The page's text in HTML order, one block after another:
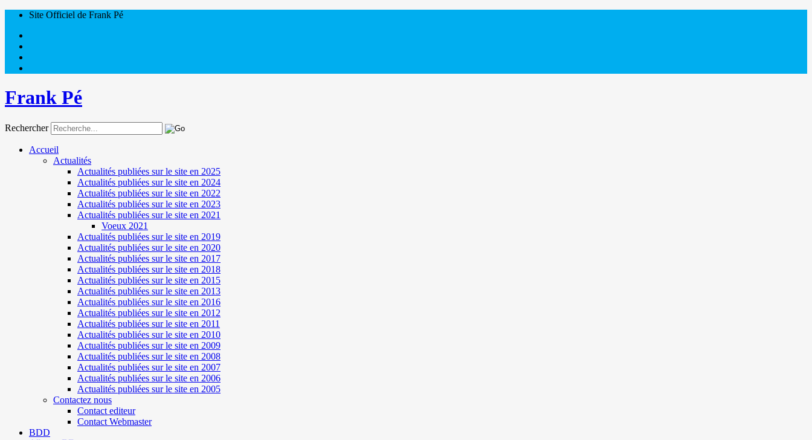
Site Officiel de Frank Pé
Frank Pé
Rechercher
Accueil
Actualités
Actualités publiées sur le site en 2025
Actualités publiées sur le site en 2024
Actualités publiées sur le site en 2022
Actualités publiées sur le site en 2023
Actualités publiées sur le site en 2021
Voeux 2021
Actualités publiées sur le site en 2019
Actualités publiées sur le site en 2020
Actualités publiées sur le site en 2017
Actualités publiées sur le site en 2018
Actualités publiées sur le site en 2015
Actualités publiées sur le site en 2013
Actualités publiées sur le site en 2016
Actualités publiées sur le site en 2012
Actualités publiées sur le site en 2011
Actualités publiées sur le site en 2010
Actualités publiées sur le site en 2009
Actualités publiées sur le site en 2008
Actualités publiées sur le site en 2007
Actualités publiées sur le site en 2006
Actualités publiées sur le site en 2005
Contactez nous
Contact editeur
Contact Webmaster
BDD